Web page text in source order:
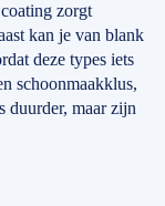
zorgt
kan je van blank
deze types iets
schoonmaakklus,
duurder, maar zijn